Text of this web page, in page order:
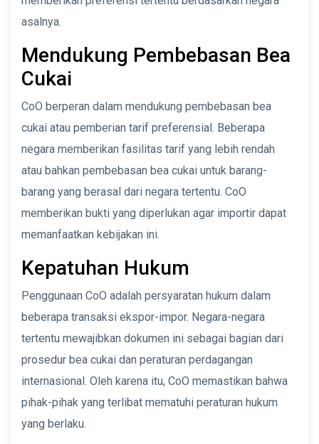
asalnya.
Mendukung Pembebasan Bea
Cukai
CoO berperan dalam mendukung pembebasan bea
cukai atau pemberian tarif preferensial. Beberapa
negara memberikan fasilitas tarif yang lebih rendah
atau bahkan pembebasan bea cukai untuk barang-
barang yang berasal dari negara tertentu. CoO
memberikan bukti yang diperlukan agar importir dapat
memanfaatkan kebijakan ini.
Kepatuhan Hukum
Penggunaan CoO adalah persyaratan hukum dalam
beberapa transaksi ekspor-impor. Negara-negara
tertentu mewajibkan dokumen ini sebagai bagian dari
prosedur bea cukai dan peraturan perdagangan
internasional. Oleh karena itu, CoO memastikan bahwa
pihak-pihak yang terlibat mematuhi peraturan hukum
yang berlaku.